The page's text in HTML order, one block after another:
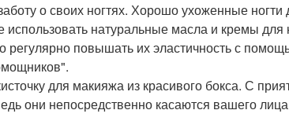
о своих ногтях. Хорошо ухоженные
натуральные масла и кремы для
регулярно повышать их эластичность с
для макияжа из красивого бокса. С
они непосредственно касаются вашего